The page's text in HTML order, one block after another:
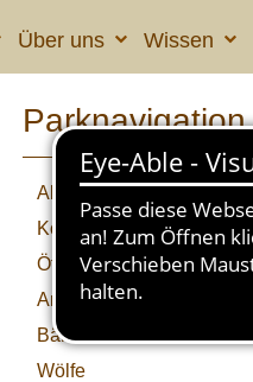
Über uns Wissen
Parknavigation
Aktuelles
Kolumne
Öffnungszeiten & Preise
Anfahrt
Bären
Wölfe